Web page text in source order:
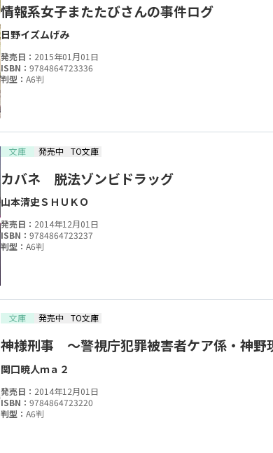
情報系女子またたびさんの事件ログ
日野イズムげみ
発売日： 2015年01月01日
ISBN： 9784864723336
判型： A6判
文庫 発売中 TO文庫
カバネ 脱法ゾンビドラッグ
山本清史ＳＨＵＫＯ
発売日： 2014年12月01日
ISBN： 9784864723237
判型： A6判
文庫 発売中 TO文庫
神様刑事 ～警視庁犯罪被害者ケア係・神野
関口暁人ｍａ２
発売日： 2014年12月01日
ISBN： 9784864723220
判型： A6判